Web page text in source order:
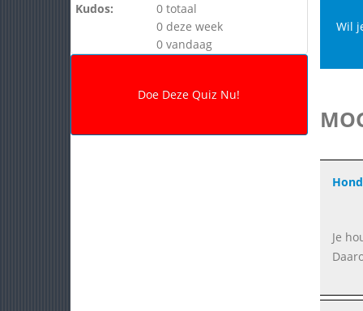
Kudos:
0 totaal
0 deze week
0 vandaag
Wil
Hond
Je